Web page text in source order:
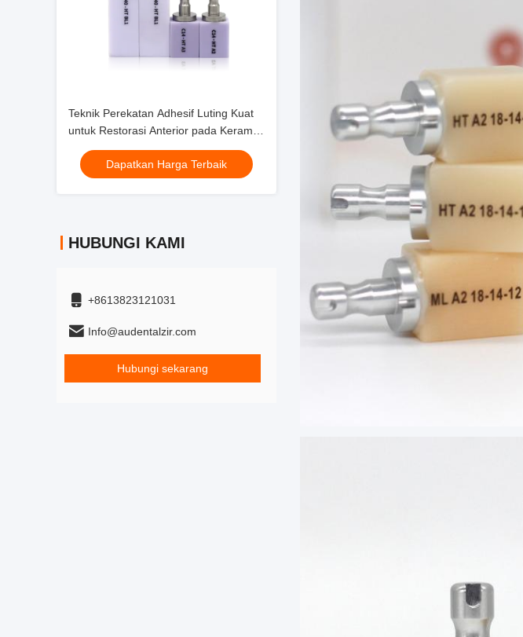
Teknik Perekatan Adhesif Luting Kuat
untuk Restorasi Anterior pada Keramik
Kaca Audental
Dapatkan Harga Terbaik
HUBUNGI KAMI
+8613823121031
Info@audentalzir.com
Hubungi sekarang